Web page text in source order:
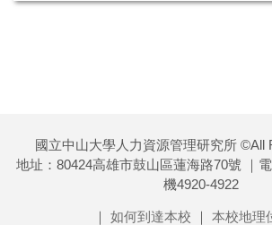
國立中山大學人力資源管理研究所 ©All
地址：80424高雄市鼓山區蓮海路70號 ｜
機4920-4922
｜ 如何到達本校 ｜ 本校地理